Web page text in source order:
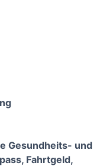
Gesundheits- und
Fahrtgeld,